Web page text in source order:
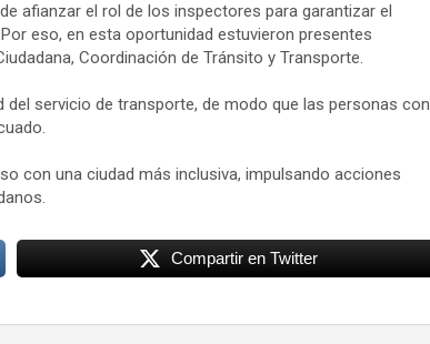
afianzar el rol de los inspectores para garantizar el
eso, en esta oportunidad estuvieron presentes
Coordinación de Tránsito y Transporte.
servicio de transporte, de modo que las personas con
con una ciudad más inclusiva, impulsando acciones
Compartir en Twitter